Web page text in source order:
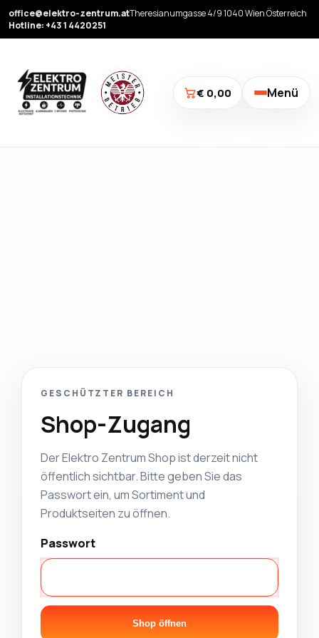
office@elektro-zentrum.atTheresianumgasse 4/9 1040 Wien Österreich
Hotline: +43 1 4420251
€ 0,00 Menü
GESCHÜTZTER BEREICH
Shop-Zugang
Der Elektro Zentrum Shop ist derzeit nicht
öffentlich sichtbar. Bitte geben Sie das
Passwort ein, um Sortiment und
Produktseiten zu öffnen.
Passwort
Shop öffnen